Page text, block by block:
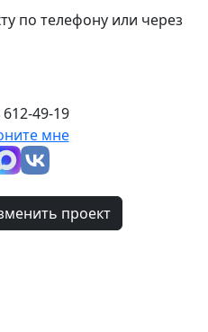
по телефону или через
49-19
мне
проект